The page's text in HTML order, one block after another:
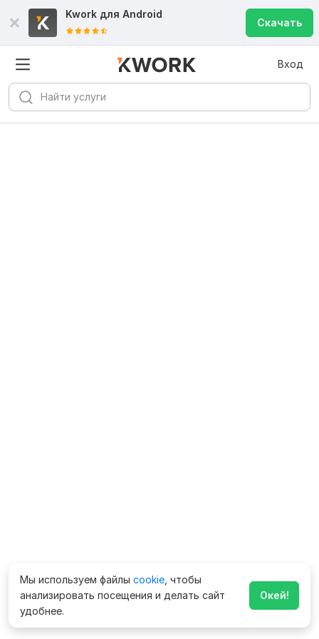
Kwork для Android
Скачать
Вход
Мы используем файлы cookie , чтобы
анализировать посещения и делать сайт
удобнее.
Окей!